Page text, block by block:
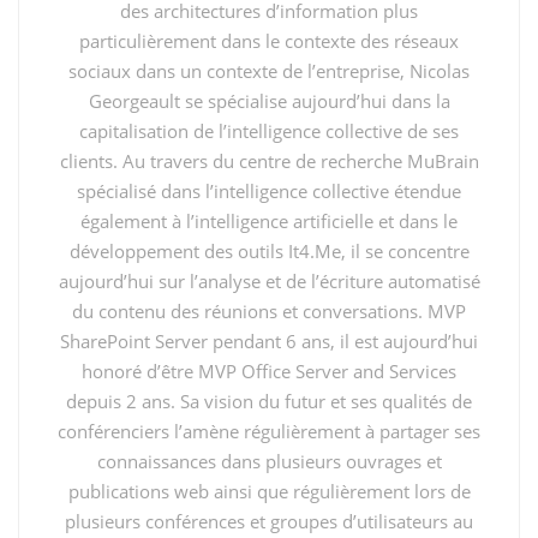
(US+FR), du SP1 SharePoint 2010 Foundation
(US+FR) et du SP1 Office 2010 (US+FR) et du SP1
SharePoint Designer 2010 32 et 64bits (US+FR)
Rien de très compliqué, vous pouvez l’adapter à vos propres
besoins, mais c’est quand même très pratique… A condition bien
sur que Microsoft ne modifie pas les URLs des téléchargements
Toutes les infos sur les mises à jours sur le site TechNet
http://technet.microsoft.com/en-us/office/ee748587.aspx
Et surtout… Toutes les explications sur « Comment mettre à jour
correctement ma ferme de serveur SharePoint 2010? » directement
sur ce site
FR/sharepoint/ff800847.aspx
ou la méthode vous est clairement
expliquée.
des architectures d’information plus
particulièrement dans le contexte des réseaux
sociaux dans un contexte de l’entreprise, Nicolas
Georgeault se spécialise aujourd’hui dans la
capitalisation de l’intelligence collective de ses
clients. Au travers du centre de recherche MuBrain
spécialisé dans l’intelligence collective étendue
également à l’intelligence artificielle et dans le
développement des outils It4.Me, il se concentre
aujourd’hui sur l’analyse et de l’écriture automatisé
du contenu des réunions et conversations. MVP
SharePoint Server pendant 6 ans, il est aujourd’hui
honoré d’être MVP Office Server and Services
depuis 2 ans. Sa vision du futur et ses qualités de
conférenciers l’amène régulièrement à partager ses
connaissances dans plusieurs ouvrages et
publications web ainsi que régulièrement lors de
plusieurs conférences et groupes d’utilisateurs au